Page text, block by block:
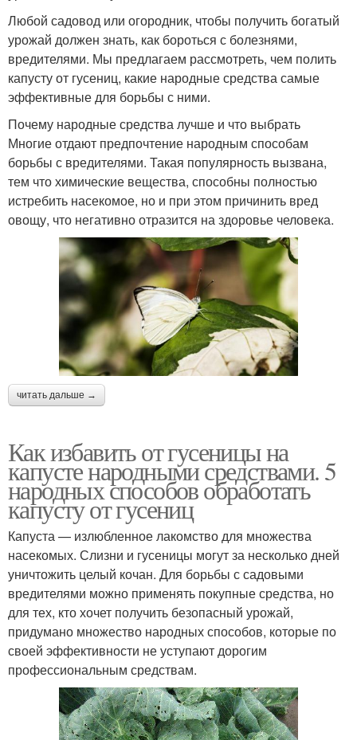
Любой садовод или огородник, чтобы получить богатый
урожай должен знать, как бороться с болезнями,
вредителями. Мы предлагаем рассмотреть, чем полить
капусту от гусениц, какие народные средства самые
эффективные для борьбы с ними.
Почему народные средства лучше и что выбрать
Многие отдают предпочтение народным способам
борьбы с вредителями. Такая популярность вызвана,
тем что химические вещества, способны полностью
истребить насекомое, но и при этом причинить вред
овощу, что негативно отразится на здоровье человека.
читать дальше →
Как избавить от гусеницы на
капусте народными средствами. 5
народных способов обработать
капусту от гусениц
Капуста — излюбленное лакомство для множества
насекомых. Слизни и гусеницы могут за несколько дней
уничтожить целый кочан. Для борьбы с садовыми
вредителями можно применять покупные средства, но
для тех, кто хочет получить безопасный урожай,
придумано множество народных способов, которые по
своей эффективности не уступают дорогим
профессиональным средствам.